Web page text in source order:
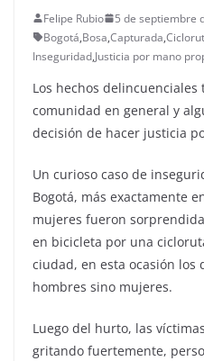
Felipe Rubio 5 de septiembre
Bogotá,Bosa,Capturada,
Inseguridad,Justicia por mano
Los hechos delincuenciales
comunidad en general y
decisión de hacer justicia
Un curioso caso de
Bogotá, más exactamente
mujeres fueron
en bicicleta por una
ciudad, en esta ocasión los
hombres sino mujeres.
Luego del hurto, las
gritando fuertemente,